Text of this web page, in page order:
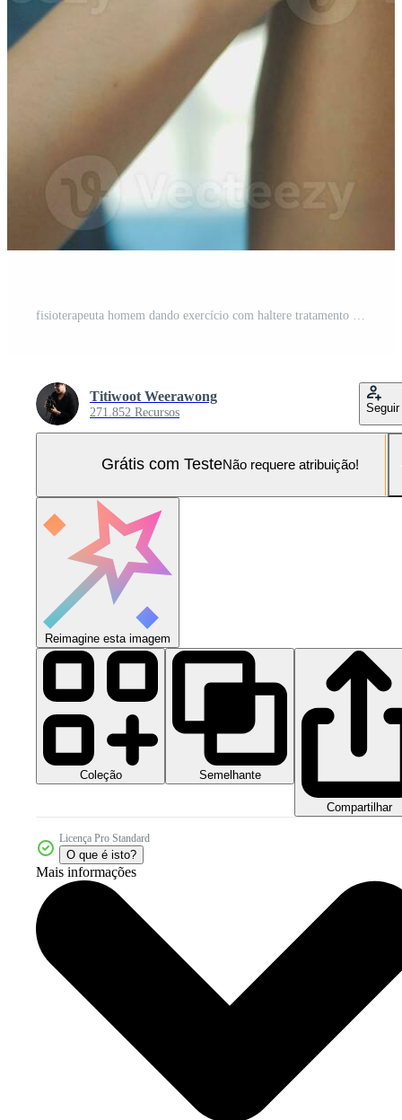
Titiwoot Weerawong
271.852 Recursos Seguir
Grátis com TesteNão requere atribuição!
Reimagine esta imagem
Coleção Semelhante
Compartilhar
Licença Pro Standard
O que é isto?
Mais informações